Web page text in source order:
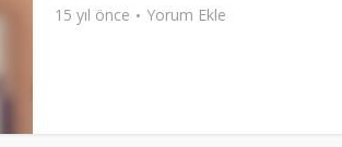
15 yıl önce Yorum Ekle